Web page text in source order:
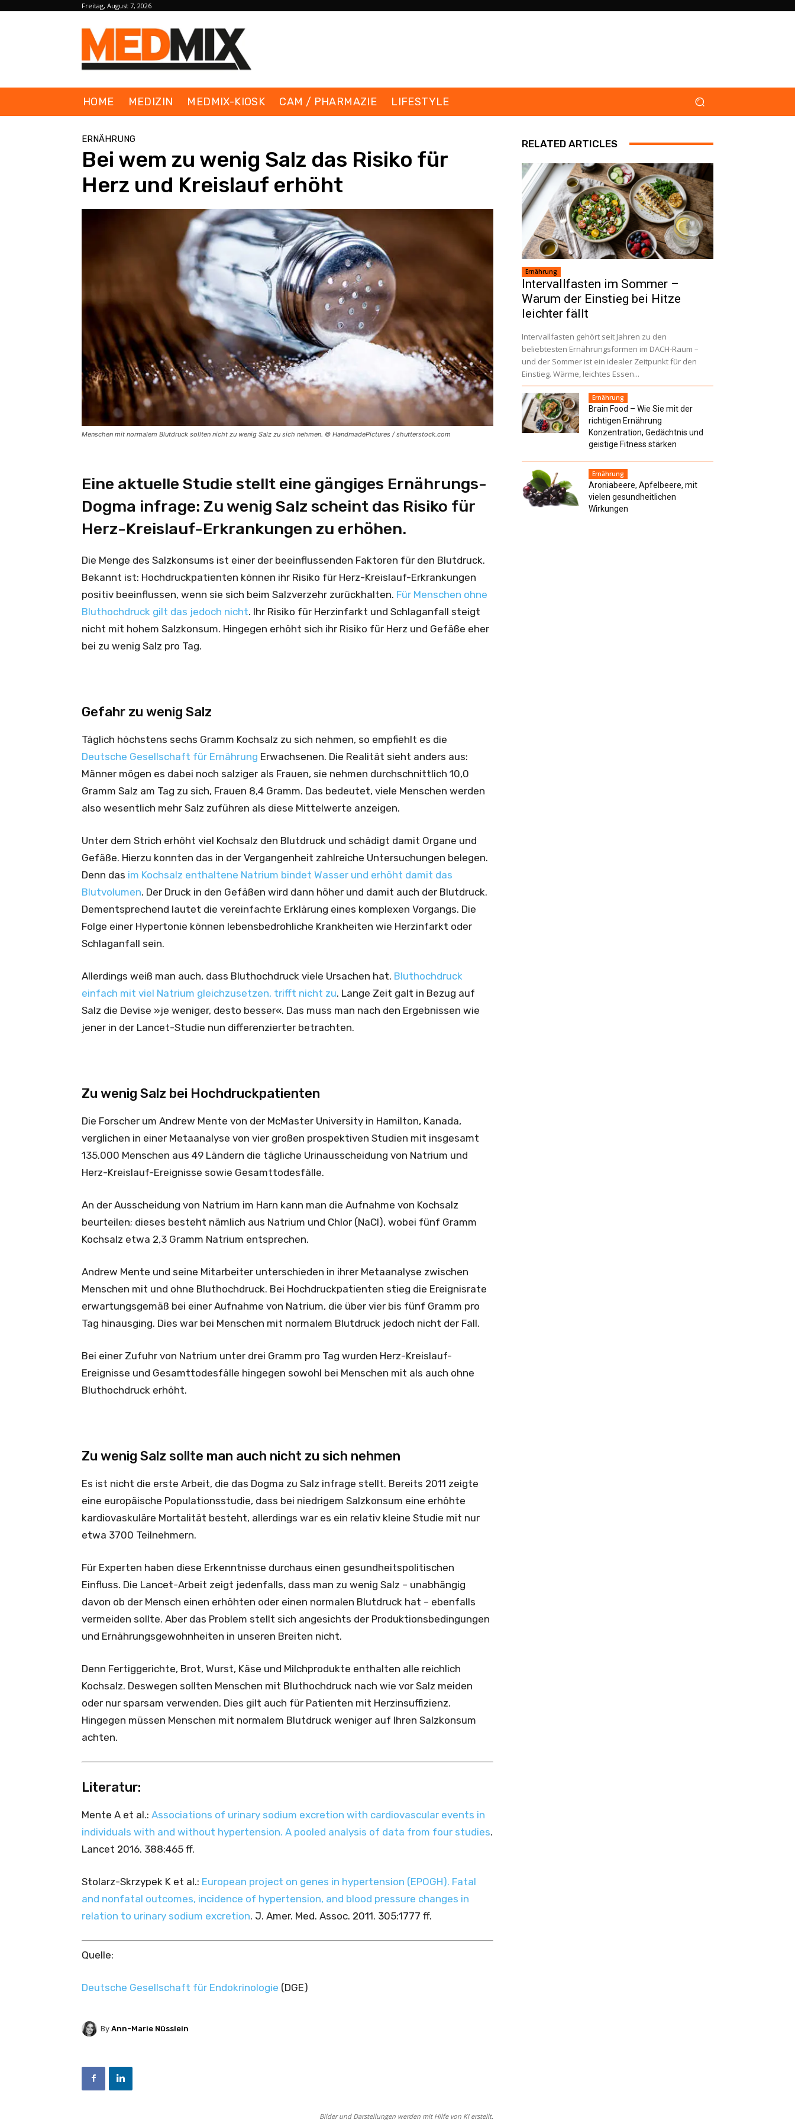
Freitag, August 7, 2026
HOME MEDIZIN MEDMIX-KIOSK CAM / PHARMAZIE LIFESTYLE
ERNÄHRUNG
Bei wem zu wenig Salz das Risiko für
Herz und Kreislauf erhöht
Menschen mit normalem Blutdruck sollten nicht zu wenig Salz zu sich nehmen. © HandmadePictures / shutterstock.com
Eine aktuelle Studie stellt eine gängiges Ernährungs-
Dogma infrage: Zu wenig Salz scheint das Risiko für
Herz-Kreislauf-Erkrankungen zu erhöhen.
Die Menge des Salzkonsums ist einer der beeinflussenden Faktoren für den Blutdruck.
Bekannt ist: Hochdruckpatienten können ihr Risiko für Herz-Kreislauf-Erkrankungen
positiv beeinflussen, wenn sie sich beim Salzverzehr zurückhalten. Für Menschen ohne
Bluthochdruck gilt das jedoch nicht. Ihr Risiko für Herzinfarkt und Schlaganfall steigt
nicht mit hohem Salzkonsum. Hingegen erhöht sich ihr Risiko für Herz und Gefäße eher
bei zu wenig Salz pro Tag.
Gefahr zu wenig Salz
Täglich höchstens sechs Gramm Kochsalz zu sich nehmen, so empfiehlt es die
Deutsche Gesellschaft für Ernährung Erwachsenen. Die Realität sieht anders aus:
Männer mögen es dabei noch salziger als Frauen, sie nehmen durchschnittlich 10,0
Gramm Salz am Tag zu sich, Frauen 8,4 Gramm. Das bedeutet, viele Menschen werden
also wesentlich mehr Salz zuführen als diese Mittelwerte anzeigen.
Unter dem Strich erhöht viel Kochsalz den Blutdruck und schädigt damit Organe und
Gefäße. Hierzu konnten das in der Vergangenheit zahlreiche Untersuchungen belegen.
Denn das im Kochsalz enthaltene Natrium bindet Wasser und erhöht damit das
Blutvolumen. Der Druck in den Gefäßen wird dann höher und damit auch der Blutdruck.
Dementsprechend lautet die vereinfachte Erklärung eines komplexen Vorgangs. Die
Folge einer Hypertonie können lebensbedrohliche Krankheiten wie Herzinfarkt oder
Schlaganfall sein.
Allerdings weiß man auch, dass Bluthochdruck viele Ursachen hat. Bluthochdruck
einfach mit viel Natrium gleichzusetzen, trifft nicht zu. Lange Zeit galt in Bezug auf
Salz die Devise »je weniger, desto besser«. Das muss man nach den Ergebnissen wie
jener in der Lancet-Studie nun differenzierter betrachten.
Zu wenig Salz bei Hochdruckpatienten
Die Forscher um Andrew Mente von der McMaster University in Hamilton, Kanada,
verglichen in einer Metaanalyse von vier großen prospektiven Studien mit insgesamt
135.000 Menschen aus 49 Ländern die tägliche Urinausscheidung von Natrium und
Herz-Kreislauf-Ereignisse sowie Gesamttodesfälle.
An der Ausscheidung von Natrium im Harn kann man die Aufnahme von Kochsalz
beurteilen; dieses besteht nämlich aus Natrium und Chlor (NaCl), wobei fünf Gramm
Kochsalz etwa 2,3 Gramm Natrium entsprechen.
Andrew Mente und seine Mitarbeiter unterschieden in ihrer Metaanalyse zwischen
Menschen mit und ohne Bluthochdruck. Bei Hochdruckpatienten stieg die Ereignisrate
erwartungsgemäß bei einer Aufnahme von Natrium, die über vier bis fünf Gramm pro
Tag hinausging. Dies war bei Menschen mit normalem Blutdruck jedoch nicht der Fall.
Bei einer Zufuhr von Natrium unter drei Gramm pro Tag wurden Herz-Kreislauf-
Ereignisse und Gesamttodesfälle hingegen sowohl bei Menschen mit als auch ohne
Bluthochdruck erhöht.
Zu wenig Salz sollte man auch nicht zu sich nehmen
Es ist nicht die erste Arbeit, die das Dogma zu Salz infrage stellt. Bereits 2011 zeigte
eine europäische Populationsstudie, dass bei niedrigem Salzkonsum eine erhöhte
kardiovaskuläre Mortalität besteht, allerdings war es ein relativ kleine Studie mit nur
etwa 3700 Teilnehmern.
Für Experten haben diese Erkenntnisse durchaus einen gesundheitspolitischen
Einfluss. Die Lancet-Arbeit zeigt jedenfalls, dass man zu wenig Salz – unabhängig
davon ob der Mensch einen erhöhten oder einen normalen Blutdruck hat – ebenfalls
vermeiden sollte. Aber das Problem stellt sich angesichts der Produktionsbedingungen
und Ernährungsgewohnheiten in unseren Breiten nicht.
Denn Fertiggerichte, Brot, Wurst, Käse und Milchprodukte enthalten alle reichlich
Kochsalz. Deswegen sollten Menschen mit Bluthochdruck nach wie vor Salz meiden
oder nur sparsam verwenden. Dies gilt auch für Patienten mit Herzinsuffizienz.
Hingegen müssen Menschen mit normalem Blutdruck weniger auf Ihren Salzkonsum
achten.
Literatur:
Mente A et al.: Associations of urinary sodium excretion with cardiovascular events in
individuals with and without hypertension. A pooled analysis of data from four studies.
Lancet 2016. 388:465 ff.
Stolarz-Skrzypek K et al.: European project on genes in hypertension (EPOGH). Fatal
and nonfatal outcomes, incidence of hypertension, and blood pressure changes in
relation to urinary sodium excretion. J. Amer. Med. Assoc. 2011. 305:1777 ff.
Quelle:
Deutsche Gesellschaft für Endokrinologie (DGE)
By Ann-Marie Nüsslein
Bilder und Darstellungen werden mit Hilfe von KI erstellt.
RELATED ARTICLES
Ernährung
Intervallfasten im Sommer –
Warum der Einstieg bei Hitze
leichter fällt
Intervallfasten gehört seit Jahren zu den
beliebtesten Ernährungsformen im DACH-Raum –
und der Sommer ist ein idealer Zeitpunkt für den
Einstieg. Wärme, leichtes Essen...
Ernährung
Brain Food – Wie Sie mit der
richtigen Ernährung
Konzentration, Gedächtnis und
geistige Fitness stärken
Ernährung
Aroniabeere, Apfelbeere, mit
vielen gesundheitlichen
Wirkungen